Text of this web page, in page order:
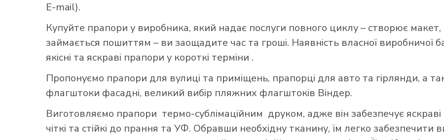
E-mail).
Купуйте прапори у виробника, який надає послуги повного циклу – створює
займається пошиттям – ви заощадите час та гроші. Наявність власної виробничої
якісні та яскраві прапори у короткі терміни .
Пропонуємо прапори для вулиці та приміщень, прапорці для авто та гірлянди, а
флагштоки фасадні, великий вибір пляжних флагштоків Віндер.
Виготовляємо прапори термо-сублімаційним друком, адже він забезпечує
чіткі та стійкі до прання та УФ. Обравши необхідну тканину, їм легко забезпечити